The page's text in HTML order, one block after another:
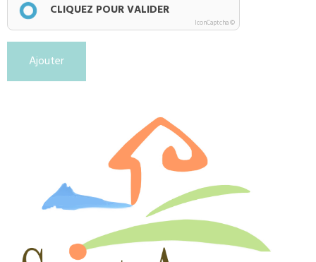
CLIQUEZ POUR VALIDER
IconCaptcha ©
Ajouter